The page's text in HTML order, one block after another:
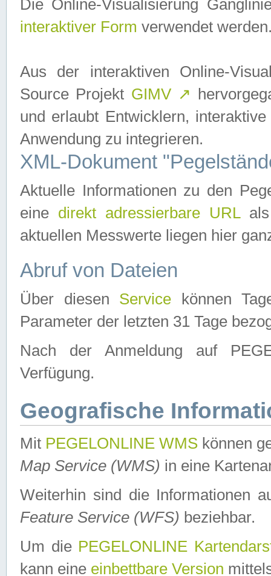
Die Online-Visualisierung
interaktiver Form verwendet
Aus der interaktiven Online-
Source Projekt GIMV ↗
und erlaubt Entwicklern,
Anwendung zu integrieren.
XML-Dokument
Aktuelle Informationen zu den
eine direkt adressierbare URLals
aktuellen Messwerte liegen hier
Abruf von Dateien
Über diesen Service können
Parameter der letzten 31 Tage
Nach der Anmeldung auf
Verfügung.
Geografische
Mit PEGELONLINE WMS können
Map Service (WMS) in eine
Weiterhin sind die Informationen
Feature Service (WFS) beziehbar.
Um die PEGELONLINE
kann eine einbettbare Version